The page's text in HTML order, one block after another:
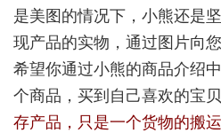
是美图的情况下，小熊还是
现产品的实物，通过图片向
希望你通过小熊的商品介绍
个商品，买到自己喜欢的宝贝
存产品，只是一个货物的搬